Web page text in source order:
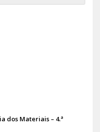
dos Materiais – 4.ª